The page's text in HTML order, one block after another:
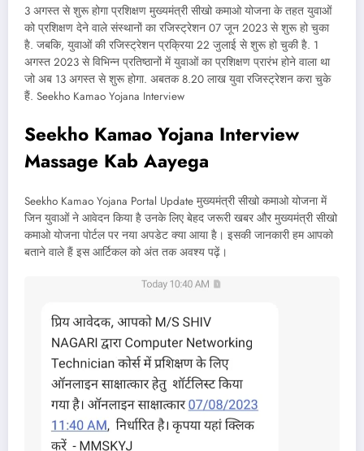
3 अगस्त से शुरू होगा प्रशिक्षण मुख्यमंत्री सीखो कमाओ योजना के तहत युवाओं
को प्रशिक्षण देने वाले संस्थानों का रजिस्ट्रेशन 07 जून 2023 से शुरू हो चुका
है. जबकि, युवाओं की रजिस्ट्रेशन प्रक्रिया 22 जुलाई से शुरू हो चुकी है. 1
अगस्त 2023 से विभिन्न प्रतिष्ठानों में युवाओं का प्रशिक्षण प्रारंभ होने वाला था
जो अब 13 अगस्त से शुरू होगा. अबतक 8.20 लाख युवा रजिस्ट्रेशन करा चुके
हैं. Seekho Kamao Yojana Interview
Seekho Kamao Yojana Interview
Massage Kab Aayega
Seekho Kamao Yojana Portal Update मुख्यमंत्री सीखो कमाओ योजना में
जिन युवाओं ने आवेदन किया है उनके लिए बेहद जरूरी खबर और मुख्यमंत्री सीखो
कमाओ योजना पोर्टल पर नया अपडेट क्या आया है। इसकी जानकारी हम आपको
बताने वाले हैं इस आर्टिकल को अंत तक अवश्य पढ़ें।